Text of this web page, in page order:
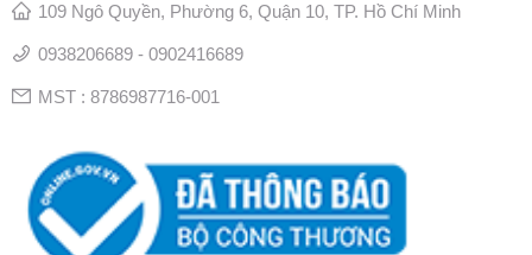
109 Ngô Quyền, Phường 6, Quận 10, TP. Hồ Chí Minh
0938206689 - 0902416689
MST : 8786987716-001